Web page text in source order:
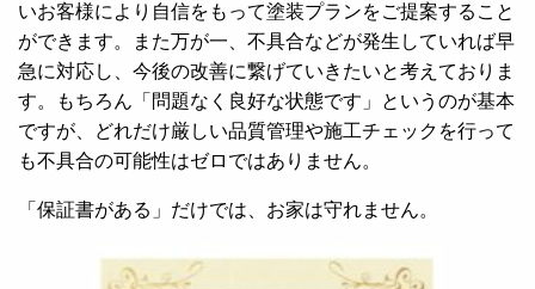
いお客様により自信をもって塗装プランをご提案すること
ができます。また万が一、不具合などが発生していれば早
急に対応し、今後の改善に繋げていきたいと考えておりま
す。もちろん「問題なく良好な状態です」というのが基本
ですが、どれだけ厳しい品質管理や施工チェックを行って
も不具合の可能性はゼロではありません。
「保証書がある」だけでは、お家は守れません。